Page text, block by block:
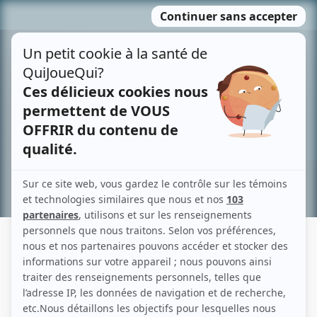
MENU
contenu
Recherche avancée »
PIERRE BRAIS
Liens
Fiche de Pierre Brais sur Showbizz.net